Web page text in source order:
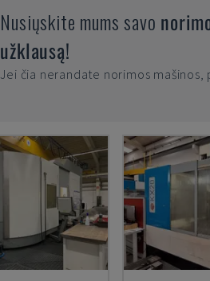
Nusiųskite mums savo
užklausą!
Jei čia nerandate norimos mašinos,